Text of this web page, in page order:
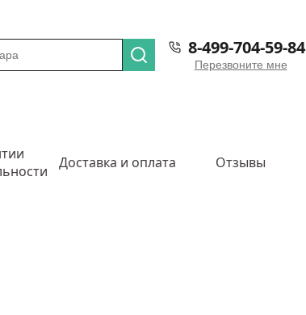
8-499-704-59-84
Перезвоните мне
Доставка и оплата Отзывы